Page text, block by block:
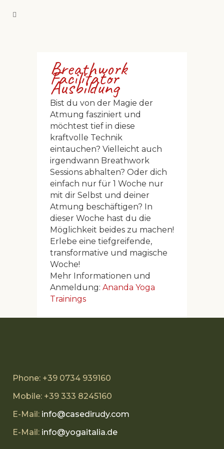
Breathwork
Facilitator
Ausbildung
Bist du von der Magie der
Atmung fasziniert und
möchtest tief in diese
kraftvolle Technik
eintauchen? Vielleicht auch
irgendwann Breathwork
Sessions abhalten? Oder dich
einfach nur für 1 Woche nur
mit dir Selbst und deiner
Atmung beschäftigen? In
dieser Woche hast du die
Möglichkeit beides zu machen!
Erlebe eine tiefgreifende,
transformative und magische
Woche!
Mehr Informationen und
Anmeldung: Ananda Yoga
Trainings
Phone: +39 0734 939160
Mobile: +39 333 8245160
E-Mail: info@casedirudy.com
E-Mail: info@yogaitalia.de